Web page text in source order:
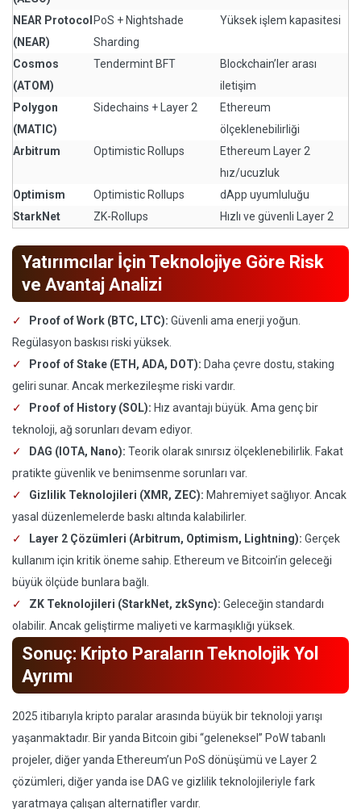
NEAR Protocol
(NEAR)
PoS + Nightshade
Sharding
Yüksek işlem kapasitesi
Cosmos
(ATOM)
Tendermint BFT
Blockchain’ler arası
iletişim
Polygon
(MATIC)
Sidechains + Layer 2
Ethereum
ölçeklenebilirliği
Arbitrum
Optimistic Rollups
Ethereum Layer 2
hız/ucuzluk
Optimism
Optimistic Rollups
dApp uyumluluğu
StarkNet
ZK-Rollups Hızlı ve güvenli Layer 2
Yatırımcılar İçin Teknolojiye Göre Risk
ve Avantaj Analizi
Proof of Work (BTC, LTC): Güvenli ama enerji yoğun.
Regülasyon baskısı riski yüksek.
Proof of Stake (ETH, ADA, DOT): Daha çevre dostu, staking
geliri sunar. Ancak merkezileşme riski vardır.
Proof of History (SOL): Hız avantajı büyük. Ama genç bir
teknoloji, ağ sorunları devam ediyor.
DAG (IOTA, Nano): Teorik olarak sınırsız ölçeklenebilirlik. Fakat
pratikte güvenlik ve benimsenme sorunları var.
Gizlilik Teknolojileri (XMR, ZEC): Mahremiyet sağlıyor. Ancak
yasal düzenlemelerde baskı altında kalabilirler.
Layer 2 Çözümleri (Arbitrum, Optimism, Lightning): Gerçek
kullanım için kritik öneme sahip. Ethereum ve Bitcoin’in geleceği
büyük ölçüde bunlara bağlı.
ZK Teknolojileri (StarkNet, zkSync): Geleceğin standardı
olabilir. Ancak geliştirme maliyeti ve karmaşıklığı yüksek.
Sonuç: Kripto Paraların Teknolojik Yol
Ayrımı
2025 itibarıyla kripto paralar arasında büyük bir teknoloji yarışı
yaşanmaktadır. Bir yanda Bitcoin gibi “geleneksel” PoW tabanlı
projeler, diğer yanda Ethereum’un PoS dönüşümü ve Layer 2
çözümleri, diğer yanda ise DAG ve gizlilik teknolojileriyle fark
yaratmaya çalışan alternatifler vardır.